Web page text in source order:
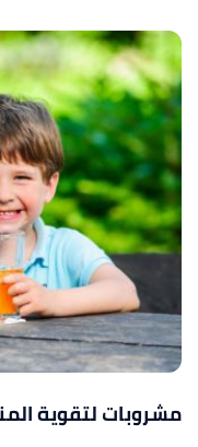
مشروبات لتقوية